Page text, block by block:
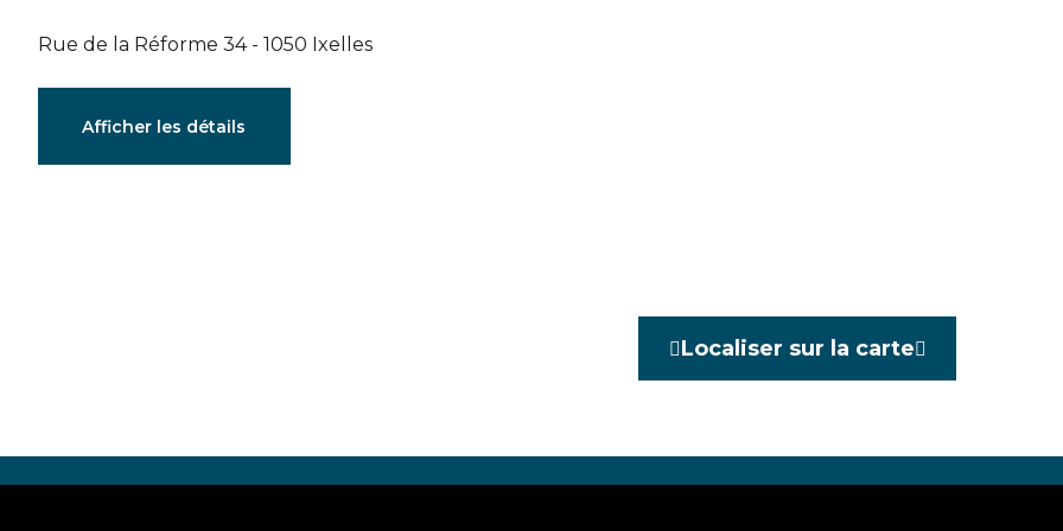
Rue de la Réforme 34 - 1050 Ixelles
Caractéristiques
Oui
Disponibilité immédiatement
Afficher les détails
Localiser sur la carte